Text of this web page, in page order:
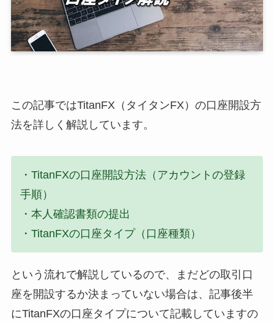
この記事ではTitanFX（タイタンFX）の口座開設方
法を詳しく解説しています。
・ TitanFXの口座開設方法（アカウントの登録
手順）
・本人確認書類の提出
・ TitanFXの口座タイプ（口座種類）
という流れで解説しているので、まだどの取引口
座を開設するか決まっていない場合は、記事後半
にTitanFXの口座タイプについて記載していますの